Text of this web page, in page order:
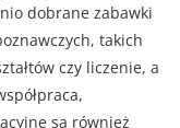
dobrane zabawki
takich
czy liczenie, a
są również